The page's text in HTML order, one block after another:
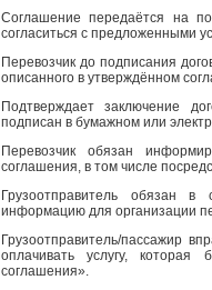
Соглашение передаётся на
согласиться с предложенными
Перевозчик до подписания
описанного в утверждённом
Подтверждает заключение
подписан в бумажном или
Перевозчик обязан
соглашения, в том числе
Грузоотправитель обязан в
информацию для организации
Грузоотправитель/пассажир
оплачивать услугу,
соглашения».